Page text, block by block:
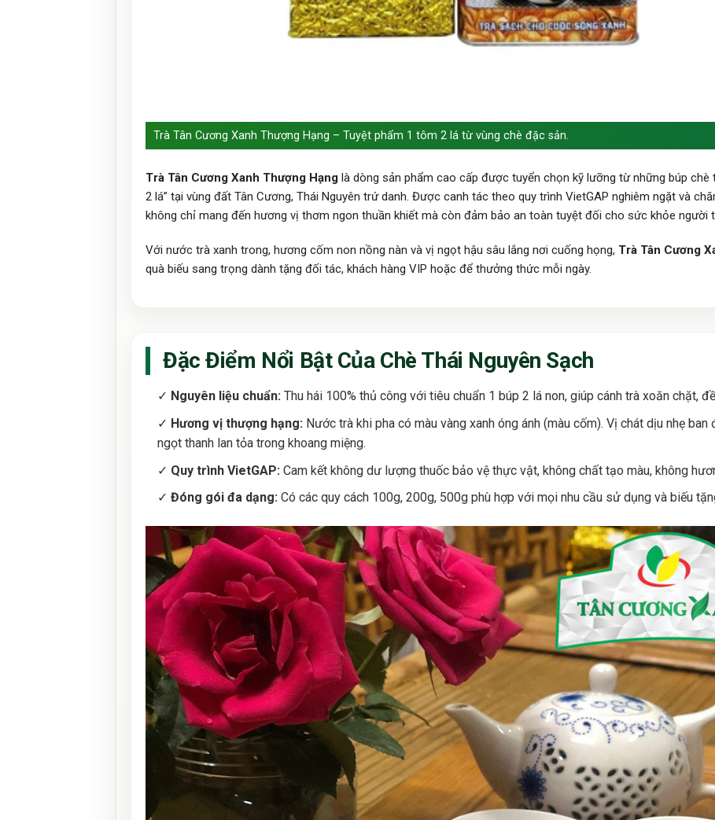
Trà Tân Cương Xanh Thượng Hạng – Tuyệt phẩm 1 tôm 2 lá từ vùng chè đặc sản.
Trà Tân Cương Xanh Thượng Hạng là dòng sản phẩm cao cấp được tuyển chọn kỹ lưỡng từ những búp
2 lá” tại vùng đất Tân Cương, Thái Nguyên trứ danh. Được canh tác theo quy trình VietGAP nghiêm ngặt và
không chỉ mang đến hương vị thơm ngon thuần khiết mà còn đảm bảo an toàn tuyệt đối cho sức khỏe người
Với nước trà xanh trong, hương cốm non nồng nàn và vị ngọt hậu sâu lắng nơi cuống họng, Trà Tân Cương
quà biếu sang trọng dành tặng đối tác, khách hàng VIP hoặc để thưởng thức mỗi ngày.
Đặc Điểm Nổi Bật Của Chè Thái Nguyên Sạch
✓ Nguyên liệu chuẩn: Thu hái 100% thủ công với tiêu chuẩn 1 búp 2 lá non, giúp cánh trà xoăn chặt,
✓ Hương vị thượng hạng: Nước trà khi pha có màu vàng xanh óng ánh (màu cốm). Vị chát dịu nhẹ ban
ngọt thanh lan tỏa trong khoang miệng.
✓ Quy trình VietGAP: Cam kết không dư lượng thuốc bảo vệ thực vật, không chất tạo màu, không
✓ Đóng gói đa dạng: Có các quy cách 100g, 200g, 500g phù hợp với mọi nhu cầu sử dụng và biếu